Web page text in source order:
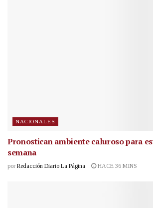
NACIONALES
Pronostican ambiente caluroso para
semana
por Redacción Diario La Página HACE 36 MINS